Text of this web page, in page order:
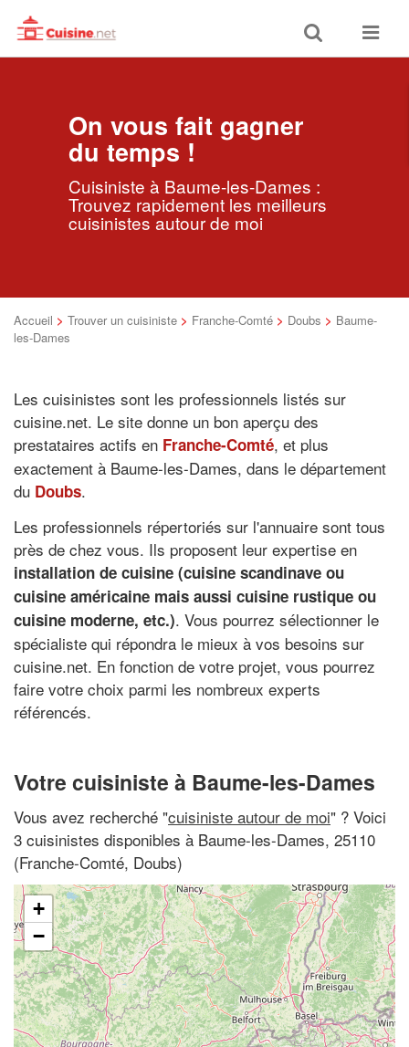
Toggle
search
Toggle
On vous fait gagner
du temps !
Cuisiniste à Baume-les-Dames :
Trouvez rapidement les meilleurs
cuisinistes autour de moi
Accueil > Trouver un cuisiniste > Franche-Comté > Doubs > Baume-
les-Dames
Les cuisinistes sont les professionnels listés sur
cuisine.net. Le site donne un bon aperçu des
prestataires actifs en Franche-Comté, et plus
exactement à Baume-les-Dames, dans le département
du Doubs.
Les professionnels répertoriés sur l'annuaire sont tous
près de chez vous. Ils proposent leur expertise en
installation de cuisine (cuisine scandinave ou
cuisine américaine mais aussi cuisine rustique ou
cuisine moderne, etc.). Vous pourrez sélectionner le
spécialiste qui répondra le mieux à vos besoins sur
cuisine.net. En fonction de votre projet, vous pourrez
faire votre choix parmi les nombreux experts
référencés.
Votre cuisiniste à Baume-les-Dames
Vous avez recherché "cuisiniste autour de moi" ? Voici
3 cuisinistes disponibles à Baume-les-Dames, 25110
(Franche-Comté, Doubs)
+
−